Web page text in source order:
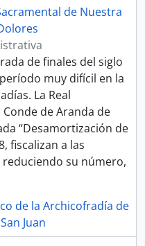
de Nuestra
de finales del siglo
muy difícil en la
La Real
de Aranda de
“Desamortización de
fiscalizan a las
su número,
de la Archicofradía de
Juan